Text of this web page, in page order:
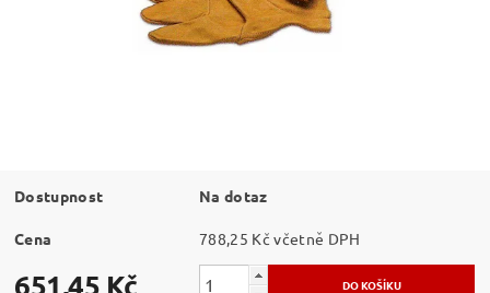
Dostupnost Na dotaz
Cena 788,25 Kč včetně DPH
651,45 Kč